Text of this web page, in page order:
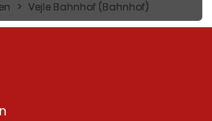
Vejle Bahnhof (Bahnhof)